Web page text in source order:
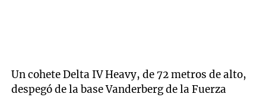
Un cohete Delta IV Heavy, de 72 metros de alto,
despegó de la base Vanderberg de la Fuerza